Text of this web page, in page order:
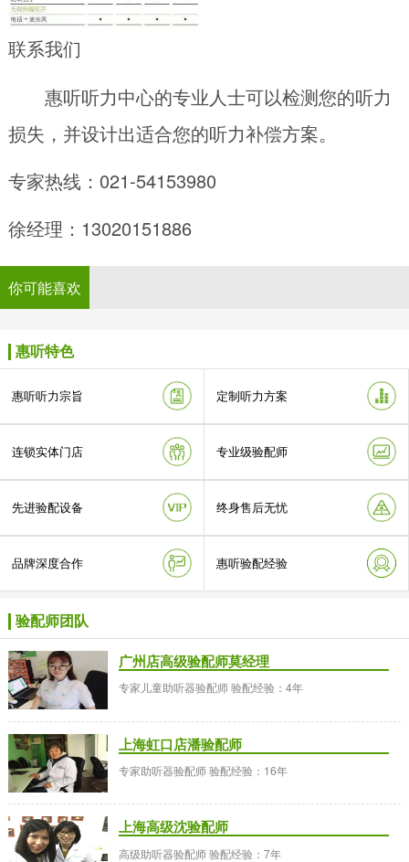
联系我们
惠听听力中心的专业人士可以检测您的听力
损失，并设计出适合您的听力补偿方案。
专家热线：021-54153980
徐经理：13020151886
你可能喜欢
惠听特色
惠听听力宗旨 定制听力方案
连锁实体门店 专业级验配师
先进验配设备 终身售后无忧
品牌深度合作 惠听验配经验
验配师团队
广州店高级验配师莫经理
专家儿童助听器验配师 验配经验：4年
上海虹口店潘验配师
专家助听器验配师 验配经验：16年
上海高级沈验配师
高级助听器验配师 验配经验：7年